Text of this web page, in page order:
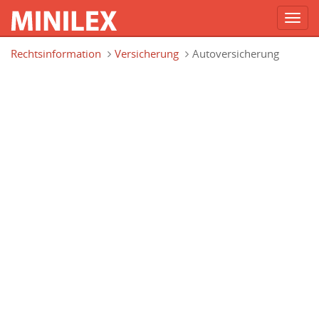
Rechtsinformation
Versicherung Autoversicherung